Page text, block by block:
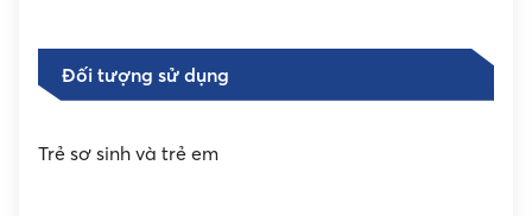
Đối tượng sử dụng
Trẻ sơ sinh và trẻ em